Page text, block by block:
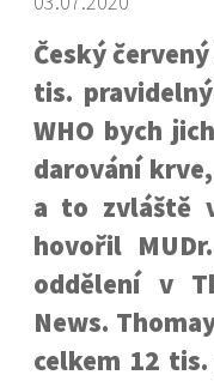
Český
tis.
WHO bych
darování
a to zvláště
hovořil
oddělení v
News.
celkem 12